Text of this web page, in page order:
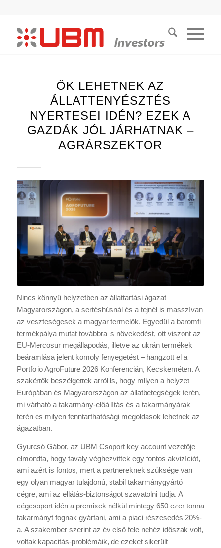
ŐK LEHETNEK AZ
ÁLLATTENYÉSZTÉS
NYERTESEI IDÉN? EZEK A
GAZDÁK JÓL JÁRHATNAK –
AGRÁRSZEKTOR
Nincs könnyű helyzetben az állattartási ágazat
Magyarországon, a sertéshúsnál és a tejnél is masszívan
az veszteségesek a magyar termelők. Egyedül a baromfi
termékpálya mutat továbbra is növekedést, ott viszont az
EU-Mercosur megállapodás, illetve az ukrán termékek
beáramlása jelent komoly fenyegetést – hangzott el a
Portfolio AgroFuture 2026 Konferencián, Kecskeméten. A
szakértők beszélgettek arról is, hogy milyen a helyzet
Európában és Magyarországon az állatbetegségek terén,
mi várható a takarmány-előállítás és a takarmányárak
terén és milyen fenntarthatósági megoldások lehetnek az
ágazatban.
Gyurcsó Gábor, az UBM Csoport key account vezetője
elmondta, hogy tavaly véghezvittek egy fontos akvizíciót,
ami azért is fontos, mert a partnereknek szüksége van
egy olyan magyar tulajdonú, stabil takarmánygyártó
cégre, ami az ellátás-biztonságot szavatolni tudja. A
cégcsoport idén a premixek nélkül mintegy 650 ezer tonna
takarmányt fognak gyártani, ami a piaci részesedés 20%-
a. A szakember szerint az év első fele nehéz időszak volt,
voltak kapacitás-problémáik, de ezeket sikerült